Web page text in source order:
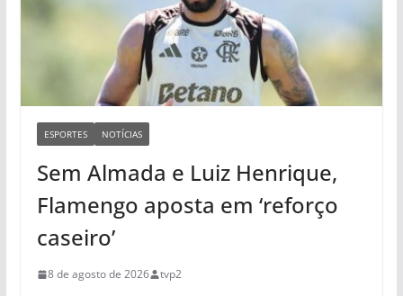
ESPORTES NOTÍCIAS
Sem Almada e Luiz Henrique,
Flamengo aposta em ‘reforço
caseiro’
8 de agosto de 2026 tvp2